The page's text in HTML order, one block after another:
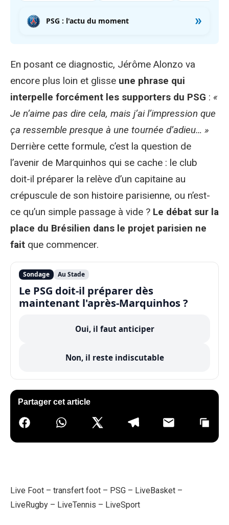
PSG : l'actu du moment »
En posant ce diagnostic, Jérôme Alonzo va
encore plus loin et glisse une phrase qui
interpelle forcément les supporters du PSG : «
Je n’aime pas dire cela, mais j’ai l’impression que
ça ressemble presque à une tournée d’adieu… »
Derrière cette formule, c’est la question de
l’avenir de Marquinhos qui se cache : le club
doit-il préparer la relève d’un capitaine au
crépuscule de son histoire parisienne, ou n’est-
ce qu’un simple passage à vide ? Le débat sur la
place du Brésilien dans le projet parisien ne
fait que commencer.
Sondage Au Stade
Le PSG doit-il préparer dès
maintenant l'après-Marquinhos ?
Oui, il faut anticiper
Non, il reste indiscutable
Partager cet article
Live Foot – transfert foot – PSG – LiveBasket –
LiveRugby – LiveTennis – LiveSport